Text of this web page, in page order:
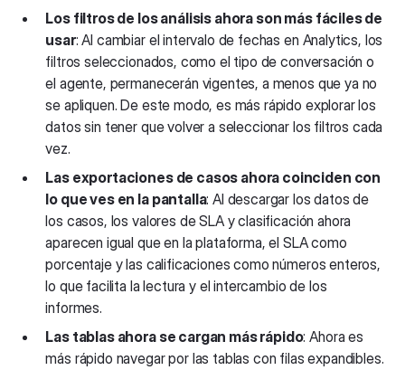
Los filtros de los análisis ahora son más fáciles de
usar: Al cambiar el intervalo de fechas en Analytics, los
filtros seleccionados, como el tipo de conversación o
el agente, permanecerán vigentes, a menos que ya no
se apliquen. De este modo, es más rápido explorar los
datos sin tener que volver a seleccionar los filtros cada
vez.
Las exportaciones de casos ahora coinciden con
lo que ves en la pantalla: Al descargar los datos de
los casos, los valores de SLA y clasificación ahora
aparecen igual que en la plataforma, el SLA como
porcentaje y las calificaciones como números enteros,
lo que facilita la lectura y el intercambio de los
informes.
Las tablas ahora se cargan más rápido: Ahora es
más rápido navegar por las tablas con filas expandibles.